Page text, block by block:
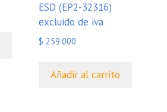
ESD (EP2-32316)
excluido de iva
$ 259.000
Añadir al carrito